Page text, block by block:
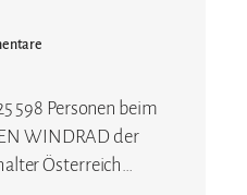
598 Personen beim
WINDRAD der
Österreich…